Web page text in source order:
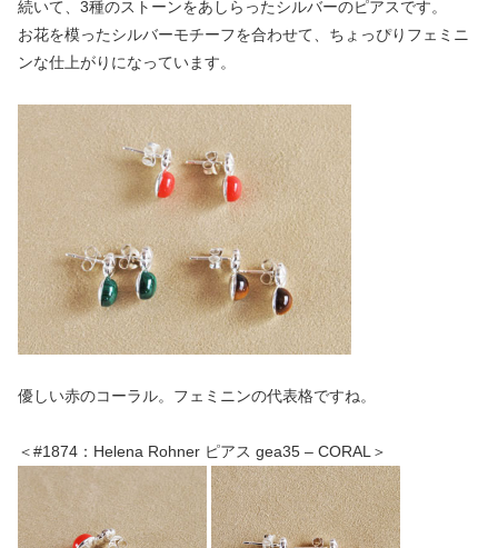
続いて、3種のストーンをあしらったシルバーのピアスです。
お花を模ったシルバーモチーフを合わせて、ちょっぴりフェミニ
ンな仕上がりになっています。
優しい赤のコーラル。フェミニンの代表格ですね。
＜#1874：Helena Rohner ピアス gea35 – CORAL＞